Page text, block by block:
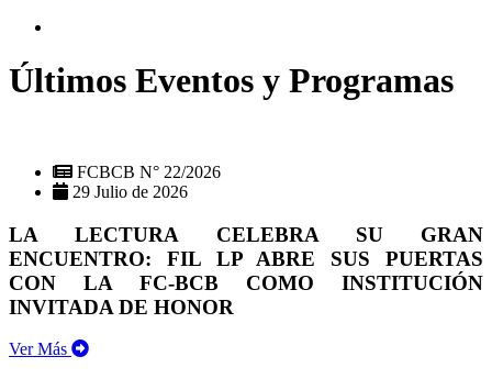
Últimos Eventos y Programas
FCBCB N° 22/2026
29 Julio de 2026
LA LECTURA CELEBRA SU GRAN
ENCUENTRO: FIL LP ABRE SUS PUERTAS
CON LA FC-BCB COMO INSTITUCIÓN
INVITADA DE HONOR
Ver Más